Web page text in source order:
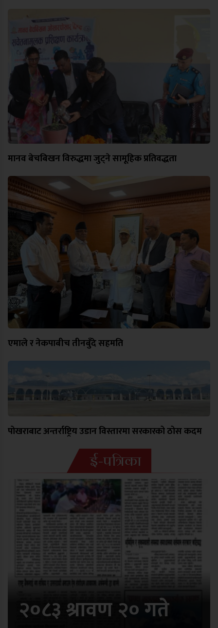
मानव बेचबिखन विरुद्धमा जुट्ने सामूहिक प्रतिवद्धता
एमाले र नेकपाबीच तीनबुँदे सहमति
पोखराबाट अन्तर्राष्ट्रिय उडान विस्तारमा सरकारको ठोस कदम
ई-पत्रिका
२०८३ श्रावण २० गते